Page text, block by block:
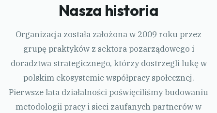
Nasza historia
Organizacja została założona w 2009 roku przez
grupę praktyków z sektora pozarządowego i
doradztwa strategicznego, którzy dostrzegli lukę w
polskim ekosystemie współpracy społecznej.
Pierwsze lata działalności poświęciliśmy budowaniu
metodologii pracy i sieci zaufanych partnerów w